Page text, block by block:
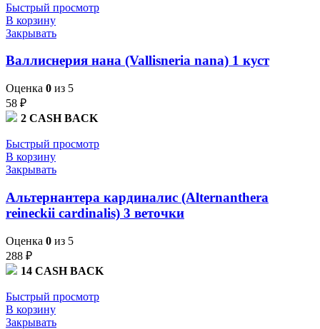
Быстрый просмотр
В корзину
Закрывать
Валлиснерия нана (Vallisneria nana) 1 куст
Оценка 0 из 5
58 ₽
2 CASH BACK
Быстрый просмотр
В корзину
Закрывать
Альтернантера кардиналис (Alternanthera
reineckii cardinalis) 3 веточки
Оценка 0 из 5
288 ₽
14 CASH BACK
Быстрый просмотр
В корзину
Закрывать